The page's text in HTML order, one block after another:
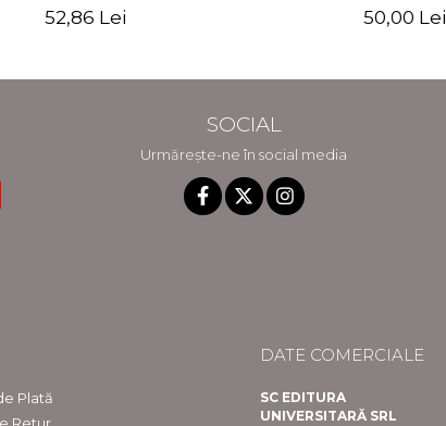
52,86 Lei 50,00 Lei
SOCIAL
Urmărește-ne în social media
Plată
DATE COMERCIALE
SC EDITURA
UNIVERSITARĂ SRL